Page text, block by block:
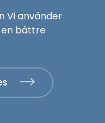
Vi använder
bättre